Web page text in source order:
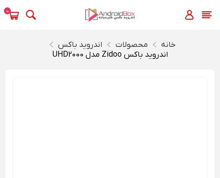
0
خانه محصولات
اندروید باکس
اندروید باکس Zidoo مدل UHD2000